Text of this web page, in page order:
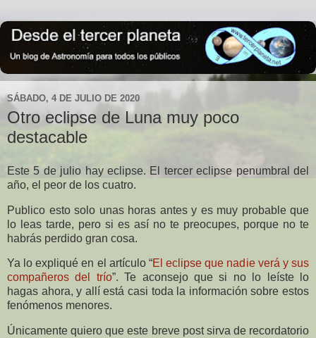
SÁBADO, 4 DE JULIO DE 2020
Otro eclipse de Luna muy poco
destacable
Este 5 de julio hay eclipse. El tercer eclipse penumbral del
año, el peor de los cuatro.
Publico esto solo unas horas antes y es muy probable que
lo leas tarde, pero si es así no te preocupes, porque no te
habrás perdido gran cosa.
Ya lo expliqué en el artículo “El eclipse que nadie verá y sus
compañeros del trío”. Te aconsejo que si no lo leíste lo
hagas ahora, y allí está casi toda la información sobre estos
fenómenos menores.
Únicamente quiero que este breve post sirva de recordatorio